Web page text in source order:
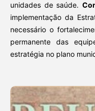
unidades de saúde.
implementação da
necessário o
permanente das
estratégia no plano